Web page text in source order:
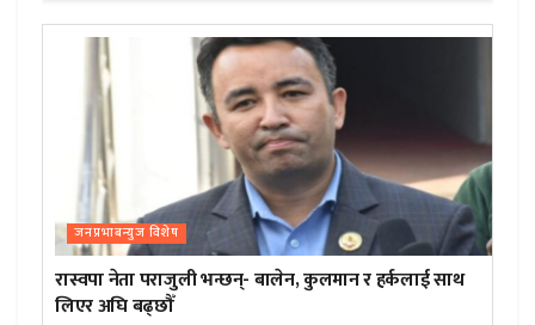
जनप्रभाबन्युज विशेष
रास्वपा नेता पराजुली भन्छन्- बालेन, कुलमान र हर्कलाई साथ
लिएर अघि बढ्छौँ